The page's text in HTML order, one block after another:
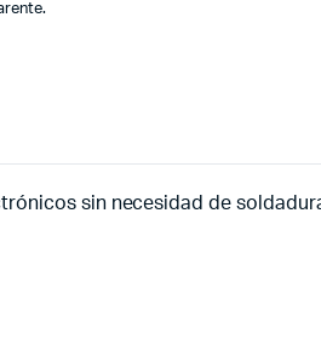
sin necesidad de